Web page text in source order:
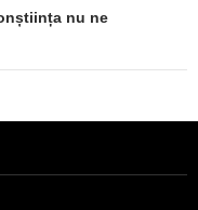
nu ne